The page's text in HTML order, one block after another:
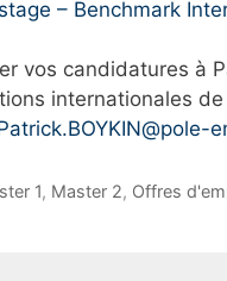
– Benchmark
vos candidatures à
internationales
1, Master 2, Offres